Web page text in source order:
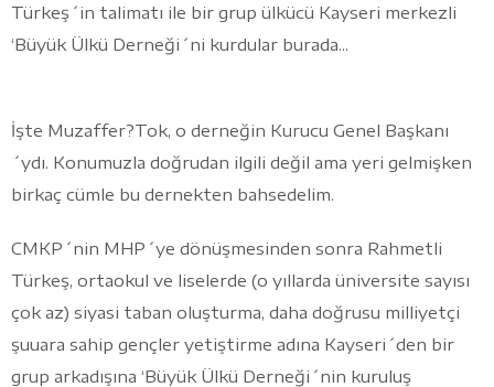
Türkeş´in talimatı ile bir grup ülkücü Kayseri merkezli
‘Büyük Ülkü Derneği´ni kurdular burada...
İşte Muzaffer?Tok, o derneğin Kurucu Genel Başkanı
´ydı. Konumuzla doğrudan ilgili değil ama yeri gelmişken
birkaç cümle bu dernekten bahsedelim.
CMKP´nin MHP´ye dönüşmesinden sonra Rahmetli
Türkeş, ortaokul ve liselerde (o yıllarda üniversite sayısı
çok az) siyasi taban oluşturma, daha doğrusu milliyetçi
şuuara sahip gençler yetiştirme adına Kayseri´den bir
grup arkadışına ‘Büyük Ülkü Derneği´nin kuruluş